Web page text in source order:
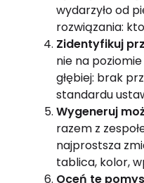
wydarzyło od
rozwiązania:
Zidentyfikuj
nie na
głębiej: brak
standardu
Wygeneruj
razem z
najprostsza
tablica, kolor,
Oceń te